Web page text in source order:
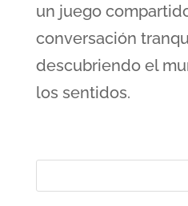
un juego
conversación
descubriendo el
los sentidos.